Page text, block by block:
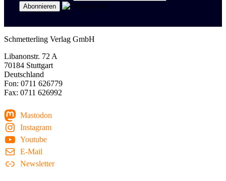
Schmetterling Verlag GmbH
Libanonstr. 72 A
70184 Stuttgart
Deutschland
Fon: 0711 626779
Fax: 0711 626992
Mastodon
Instagram
Youtube
E-Mail
Newsletter